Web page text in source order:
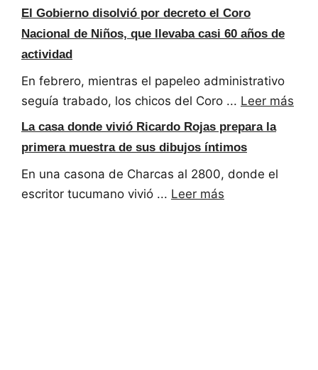
El Gobierno disolvió por decreto el Coro
Nacional de Niños, que llevaba casi 60 años de
actividad
En febrero, mientras el papeleo administrativo
seguía trabado, los chicos del Coro ... Leer más
La casa donde vivió Ricardo Rojas prepara la
primera muestra de sus dibujos íntimos
En una casona de Charcas al 2800, donde el
escritor tucumano vivió ... Leer más